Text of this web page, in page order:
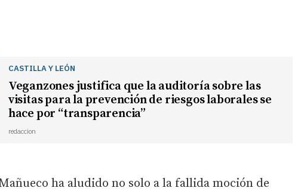
CASTILLA Y LEÓN
Veganzones justifica que la auditoría sobre las
visitas para la prevención de riesgos laborales se
hace por “transparencia”
redaccion
ha aludido no solo a la fallida moción de